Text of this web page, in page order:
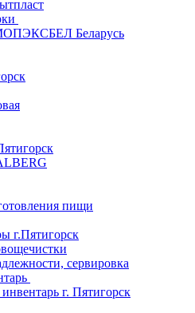
Беларусь
пищи
г.Пятигорск
сервировка
г. Пятигорск